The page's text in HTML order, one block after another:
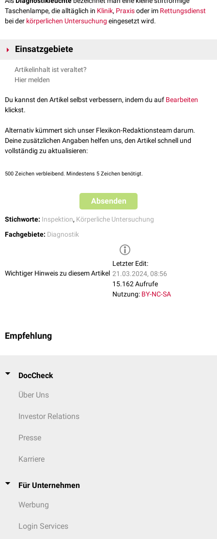
Taschenlampe, die alltäglich in Klinik, Praxisoder im Rettungsdienst
bei der körperlichen Untersuchung eingesetzt wird.
Einsatzgebiete
Die Diagnostikleuchte ist ein wichtiges Utensil für die
Untersuchung
eingesetzt.
Sie strahlt ein helles, gezieltes Licht aus und wird mit normalen oder
geeignet für dieKitteltasche.
Artikelinhalt ist veraltet?
Hier melden
Du kannst den Artikel selbst verbessern, indem du auf Bearbeiten
klickst.
Alternativ kümmert sich unser Flexikon-Redaktionsteam darum.
Deine zusätzlichen Angaben helfen uns, den Artikel schnell und
vollständig zu aktualisieren:
500 Zeichen verbleibend. Mindestens 5 Zeichen benötigt.
Absenden
Stichworte: Inspektion, Körperliche Untersuchung
Fachgebiete: Diagnostik
Wichtiger Hinweis zu diesem Artikel
Letzter Edit:
21.03.2024, 08:56
15.162 Aufrufe
Nutzung: BY-NC-SA
Empfehlung
DocCheck
Über Uns
Investor Relations
Presse
Karriere
Für Unternehmen
Werbung
Login Services